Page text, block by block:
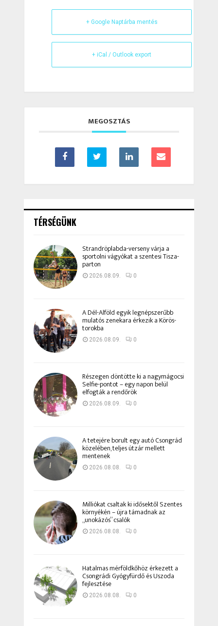
+ Google Naptárba mentés
+ iCal / Outlook export
MEGOSZTÁS
TÉRSÉGÜNK
Strandröplabda-verseny várja a
sportolni vágyókat a szentesi Tisza-
parton
2026.08.09. 0
A Dél-Alföld egyik legnépszerűbb
mulatós zenekara érkezik a Körös-
torokba
2026.08.09. 0
Részegen döntötte ki a nagymágocsi
Selfie-pontot – egy napon belül
elfogták a rendőrök
2026.08.09. 0
A tetejére borult egy autó Csongrád
közelében, teljes útzár mellett
mentenek
2026.08.08. 0
Milliókat csaltak ki idősektől Szentes
környékén – újra támadnak az
„unokázós” csalók
2026.08.08. 0
Hatalmas mérföldkőhöz érkezett a
Csongrádi Gyógyfürdő és Uszoda
fejlesztése
2026.08.08. 0